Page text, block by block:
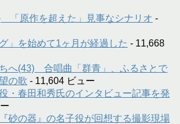
「原作を超えた」見事なシナリオ -
」を始めて1ヶ月が経過した - 11,668
へ(43) 合唱曲「群青」、ふるさとで
の歌 - 11,604 ビュー
・春田和秀氏のインタビュー記事を発
砂の器』の名子役が回想する撮影現場